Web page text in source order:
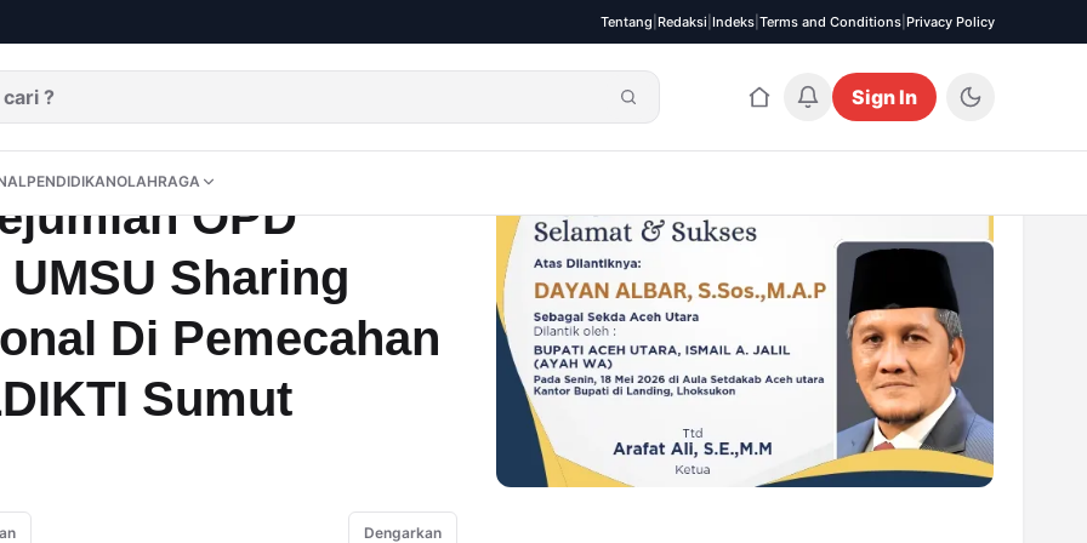
Tentang Redaksi Indeks Terms and Conditions Privacy Policy
OPININUSANTARAINTERNASIONALPENDIDIKANOLAHRAGA
Sign In
PENDIDIKANOLAHRAGA
OPD
Sharing
Di Pemecahan
Sumut
Dengarkan